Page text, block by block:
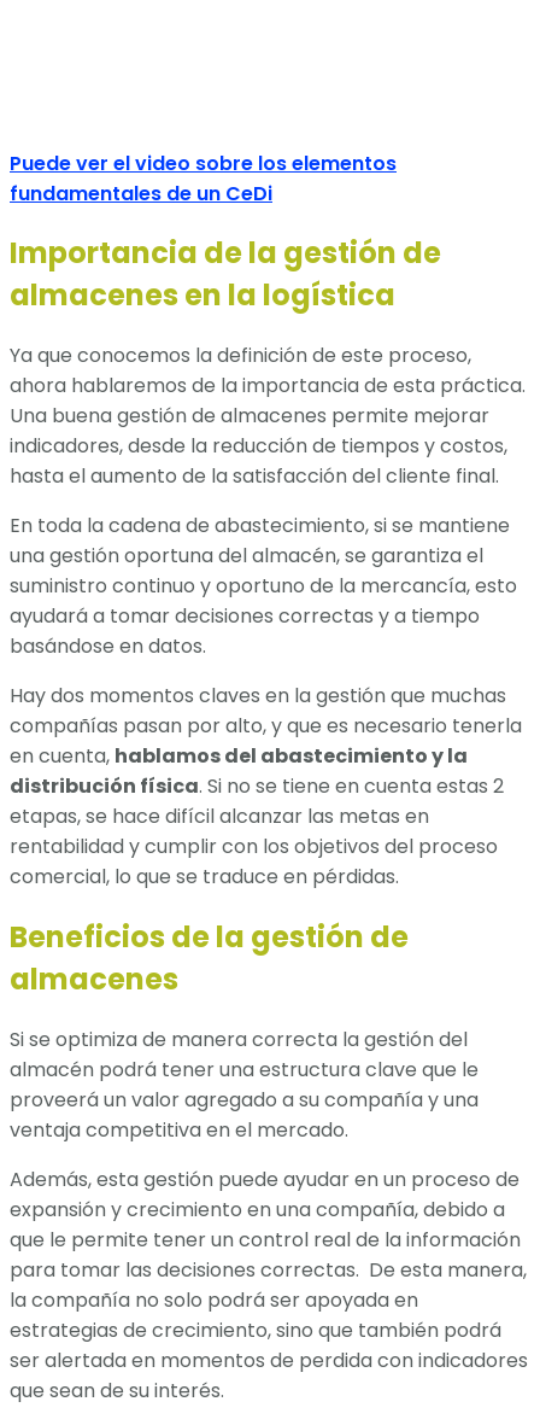
Puede ver el video sobre los elementos
fundamentales de un CeDi
Importancia de la gestión de
almacenes en la logística
Ya que conocemos la definición de este proceso,
ahora hablaremos de la importancia de esta práctica.
Una buena gestión de almacenes permite mejorar
indicadores, desde la reducción de tiempos y costos,
hasta el aumento de la satisfacción del cliente final.
En toda la cadena de abastecimiento, si se mantiene
una gestión oportuna del almacén, se garantiza el
suministro continuo y oportuno de la mercancía, esto
ayudará a tomar decisiones correctas y a tiempo
basándose en datos.
Hay dos momentos claves en la gestión que muchas
compañías pasan por alto, y que es necesario tenerla
en cuenta, hablamos del abastecimiento y la
distribución física. Si no se tiene en cuenta estas 2
etapas, se hace difícil alcanzar las metas en
rentabilidad y cumplir con los objetivos del proceso
comercial, lo que se traduce en pérdidas.
Beneficios de la gestión de
almacenes
Si se optimiza de manera correcta la gestión del
almacén podrá tener una estructura clave que le
proveerá un valor agregado a su compañía y una
ventaja competitiva en el mercado.
Además, esta gestión puede ayudar en un proceso de
expansión y crecimiento en una compañía, debido a
que le permite tener un control real de la información
para tomar las decisiones correctas. De esta manera,
la compañía no solo podrá ser apoyada en
estrategias de crecimiento, sino que también podrá
ser alertada en momentos de perdida con indicadores
que sean de su interés.